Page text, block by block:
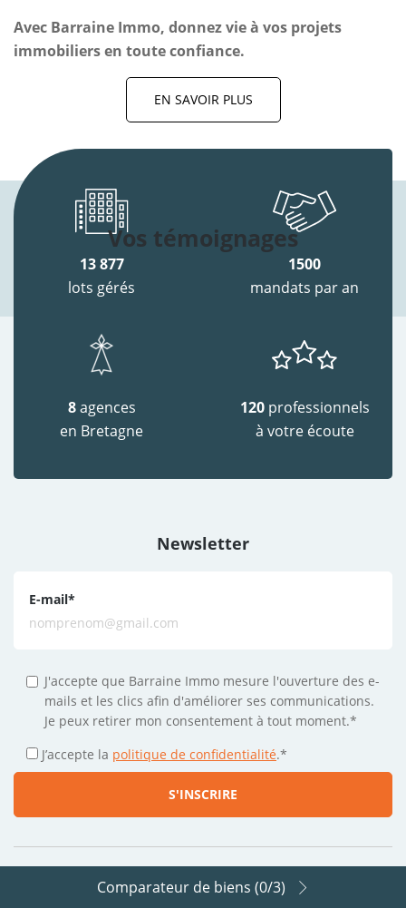
Avec Barraine Immo, donnez vie à vos projets
immobiliers en toute confiance.
EN SAVOIR PLUS
Vos témoignages
13 877
lots gérés
1500
mandats par an
8agences
en Bretagne
120 professionnels
à votre écoute
Newsletter
E-mail*
J'accepte que Barraine Immo mesure l'ouverture des e-
mails et les clics afin d'améliorer ses communications.
Je peux retirer mon consentement à tout moment.*
J’accepte la politique de confidentialité.*
Suivez-nous sur les réseaux
Comparateur de biens (0/3)